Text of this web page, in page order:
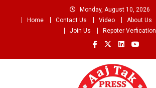
Monday, August 10, 2026
Home
Contact Us Video About Us
Join Us
Repoter Verfication